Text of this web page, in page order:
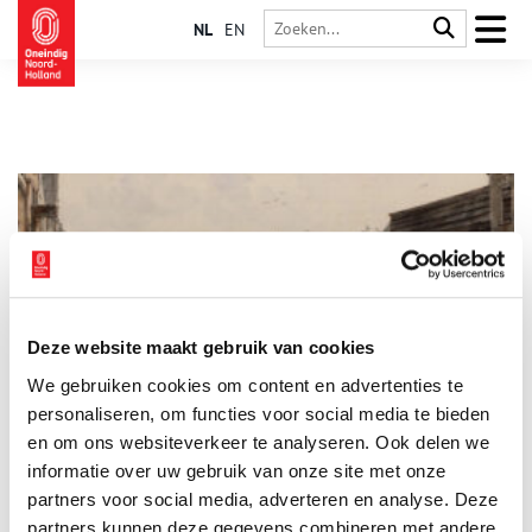
Deze website maakt gebruik van cookies
We gebruiken cookies om content en advertenties te
personaliseren, om functies voor social media te bieden
en om ons websiteverkeer te analyseren. Ook delen we
informatie over uw gebruik van onze site met onze
partners voor social media, adverteren en analyse. Deze
partners kunnen deze gegevens combineren met andere
NL EN
Tegenwoordig leven we langer dan ooit. Een verkoudheidje is
hooguit vervelend en ernstigere kwalen zijn vaak met een
ziekenhuisbezoek te verhelpen. Dat was anderhalve eeuw
geleden wel anders. Veel Amsterdammers woonden dicht op
elkaar onder erbarmelijke omstandigheden, waardoor
infectieziektes voortdurend op de loer lagen. Waar stierven
mensen toen precies aan? Werden arme en rijke stadsbewoners